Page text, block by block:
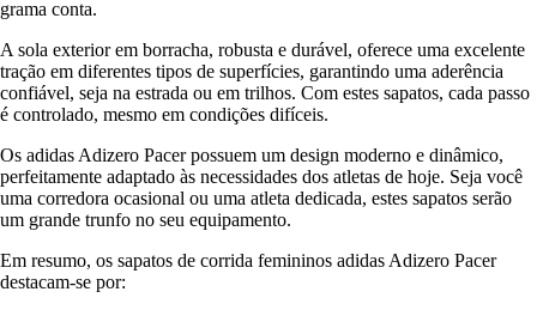
grama conta.
A sola exterior em borracha, robusta e durável, oferece uma excelente
tração em diferentes tipos de superfícies, garantindo uma aderência
confiável, seja na estrada ou em trilhos. Com estes sapatos, cada passo
é controlado, mesmo em condições difíceis.
Os adidas Adizero Pacer possuem um design moderno e dinâmico,
perfeitamente adaptado às necessidades dos atletas de hoje. Seja você
uma corredora ocasional ou uma atleta dedicada, estes sapatos serão
um grande trunfo no seu equipamento.
Em resumo, os sapatos de corrida femininos adidas Adizero Pacer
destacam-se por: